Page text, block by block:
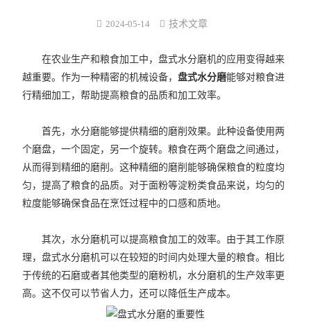
2024-05-14 技术文章
在农业生产和粮食加工中，盘式水分磨机的应用变得越来
越重要。作为一种精密的机械设备，盘式水分磨能够对粮食进
行精细加工，帮助提高粮食的品质和加工效率。
首先，水分磨能够提供精细的磨削效果。此种设备使用两
个磨盘，一个固定，另一个旋转。粮食在两个磨盘之间通过，
从而得到精细的磨削。这种精细的磨削能够确保粮食的粒度均
匀，提高了粮食的品质。对于面粉等淀粉类食品来说，均匀的
粒度能够确保食品在烹饪过程中的口感和质地。
其次，水分磨机可以提高粮食加工的效率。由于其工作原
理，盘式水分磨机可以在较短的时间内处理大量的粮食。相比
于传统的石磨或者其他类型的磨粉机，水分磨机的生产效率更
高。这不仅可以节省人力，还可以降低生产成本。